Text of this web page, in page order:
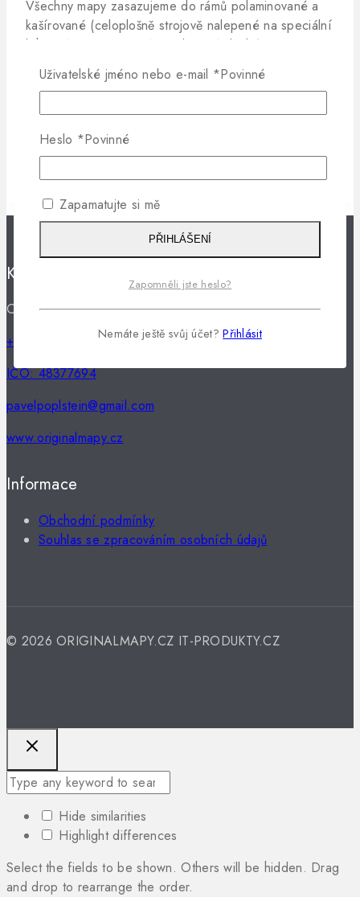
Všechny mapy zasazujeme do rámů polaminované a
kašírované (celoplošně strojově nalepené na speciální
lehčené, přitom pevné sendvičové desky). Tato
úprava umožňuje případné zapichování špendlíků a
značek.
často vedou k deformacím a vadám rámů, ale
využíváme vysoce kvalitní materiály a technologie.
Kontaktujte nás:
OriginálMapy.cz, Plzeňská 51, 364 01 Toužim
+420 777 712 131
IČO: 48377694
pavelpoplstein@gmail.com
www.originalmapy.cz
Informace
Obchodní podmínky
Souhlas se zpracováním osobních údajů
© 2026 ORIGINALMAPY.CZ IT-PRODUKTY.CZ
Uživatelské jméno nebo e-mail *Povinné
Heslo *Povinné
Zapamatujte si mě
PŘIHLÁŠENÍ
Zapomněli jste heslo?
Nemáte ještě svůj účet?Přihlásit
Hide similarities
Highlight differences
Select the fields to be shown. Others will be hidden. Drag
and drop to rearrange the order.